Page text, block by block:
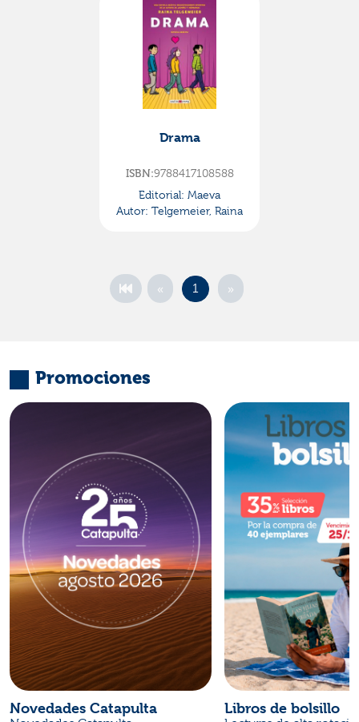
Drama
ISBN:9788417108588
Editorial: Maeva
Autor: Telgemeier, Raina
« 1 »
Promociones
Novedades Catapulta Libros de bolsillo